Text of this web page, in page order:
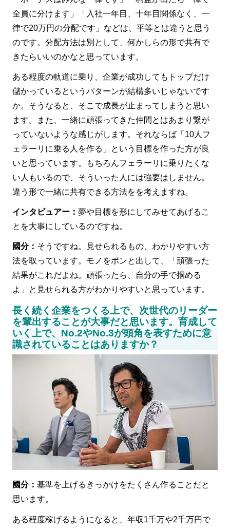
全員に分けます」「入社一年目、十年目関係なく、一
律で20万円の分配です」などは、平等とは違うと思う
のです。分配方法は別として、何かしらの形で共有で
きたらいいのかなと思っています。
ある程度の軌道に乗り、企業が成功してもトップだけ
儲かっているというパターンが結構多いじゃないです
か。そうなると、そこで成長が止まってしまうと思い
ます。また、一緒に頑張ってきた仲間とはあまり繋が
っていないような感じがします。それならば「10人フ
ェラーリに乗る人を作る」という目標を作った方が良
いと思っています。もちろんフェラーリに乗りたくな
い人もいるので、そういった人には強要はしません。
違う形で一緒に共有できる方法をを考えますね。
インタビュアー：夢や目標を形にしてみせてあげるこ
とを大事にしているのですね。
國分： そうですね。見せられるもの、わかりやすい方
法を取っています。モノをポンと出して、「頑張った
結果がこれだよね。頑張ったら、自分の手で掴める
よ」と見せられる方がわかりやすいと思っています。
長く続く企業をつくる上で、次世代のリーダー
を輩出することが大事だと思います。育成して
いく上で、No.2やNo.3が頭角を表すために意
識されていることはありますか？
國分：基準を上げるきっかけをたくさん作ることだと
思います。
ある程度稼げるようになると、年収1千万や2千万円で